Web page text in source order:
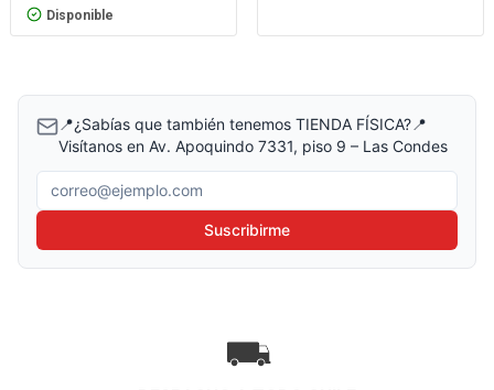
Disponible
📍¿Sabías que también tenemos TIENDA FÍSICA?📍
Visítanos en Av. Apoquindo 7331, piso 9 – Las Condes
Correo electrónico
Suscribirme